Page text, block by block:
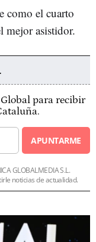
como el cuarto
mejor asistidor.
para recibir
APUNTARME
GLOBALMEDIA S.L.
noticias de actualidad.